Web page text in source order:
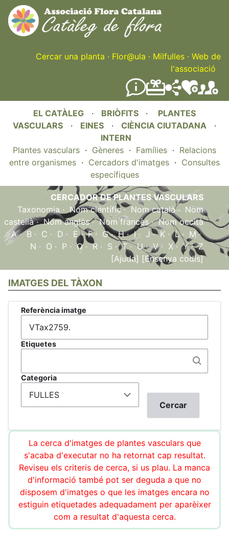
Skip
to
main
content
Cercar una planta · Flor@ula · Milfulles · Web de
l'associació
EL CATÀLEG · BRIÒFITS · PLANTES
VASCULARS · EINES · CIÈNCIA CIUTADANA ·
INTERN
Plantes vasculars · Gèneres · Famílies · Relacions
entre organismes · Cercadors d'imatges · Consultes
específiques
CERCADOR DE PLANTES VASCULARS
Taxonomia · Nom científic·Nom català· Nom
castellà·Nom anglès·Nom francès·Nom occità
A·B · C · D · E·F· G·H·I· J ·K ·L· M·
N · O · P · Q·R · S ·T ·U·V· X·Y·Z
[Ajuda] [Ensenya codis]
IMATGES DEL TÀXON
Referència imatge
Etiquetes
Categoria
La cerca d'imatges de plantes vasculars que
s'acaba d'executar no ha retornat cap resultat.
Reviseu els criteris de cerca, si us plau. La manca
d'informació també pot ser deguda a que no
disposem d'imatges o que les imatges encara no
estiguin etiquetades adequadament per aparèixer
com a resultat d'aquesta cerca.